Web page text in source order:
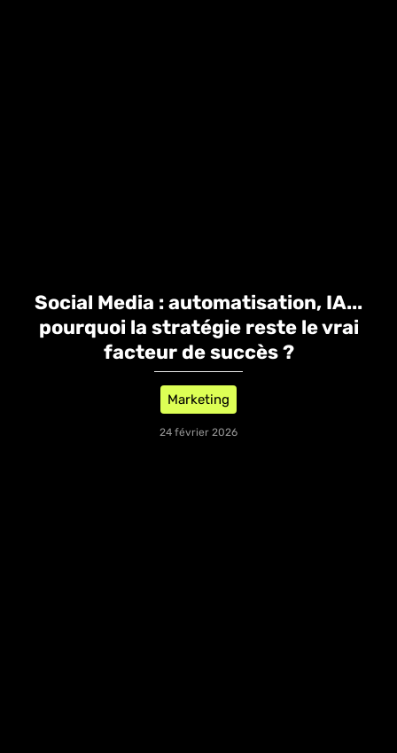
Social Media : automatisation, IA...
pourquoi la stratégie reste le vrai
facteur de succès ?
Marketing
24 février 2026